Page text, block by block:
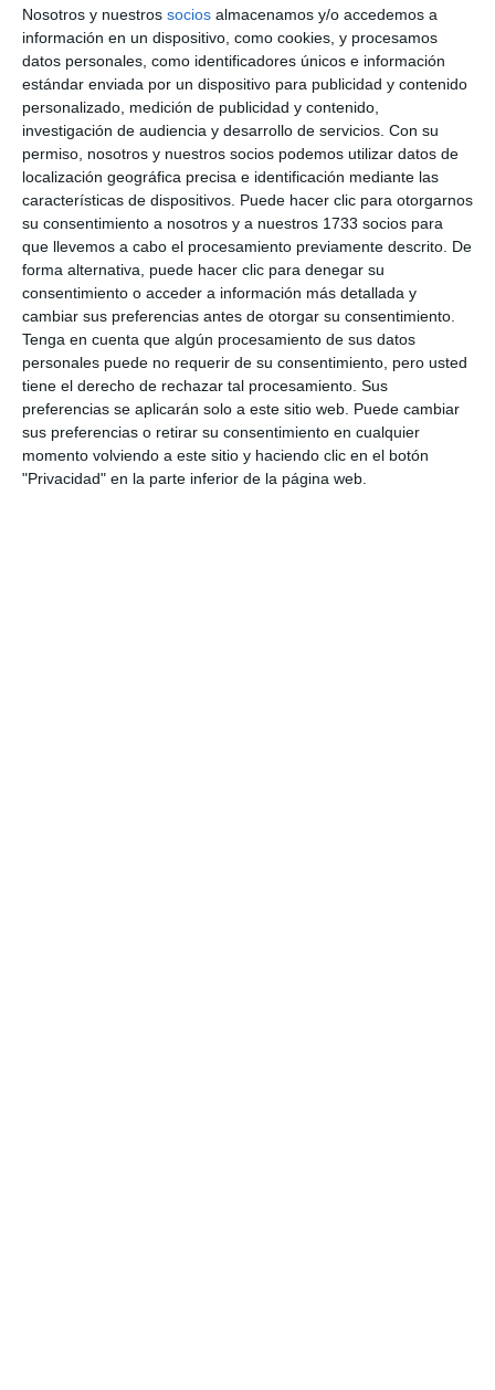
Nosotros y nuestros socios almacenamos y/o accedemos a
información en un dispositivo, como cookies, y procesamos
datos personales, como identificadores únicos e información
estándar enviada por un dispositivo para publicidad y contenido
personalizado, medición de publicidad y contenido,
investigación de audiencia y desarrollo de servicios. Con su
permiso, nosotros y nuestros socios podemos utilizar datos de
localización geográfica precisa e identificación mediante las
características de dispositivos. Puede hacer clic para otorgarnos
su consentimiento a nosotros y a nuestros 1733 socios para
que llevemos a cabo el procesamiento previamente descrito. De
forma alternativa, puede hacer clic para denegar su
consentimiento o acceder a información más detallada y
cambiar sus preferencias antes de otorgar su consentimiento.
Tenga en cuenta que algún procesamiento de sus datos
personales puede no requerir de su consentimiento, pero usted
tiene el derecho de rechazar tal procesamiento. Sus
preferencias se aplicarán solo a este sitio web. Puede cambiar
sus preferencias o retirar su consentimiento en cualquier
momento volviendo a este sitio y haciendo clic en el botón
"Privacidad" en la parte inferior de la página web.